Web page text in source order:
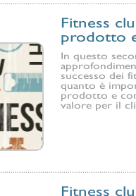
Fitness
prodotto
In questo
successo dei
quanto è
prodotto e
valore per il
Fitness